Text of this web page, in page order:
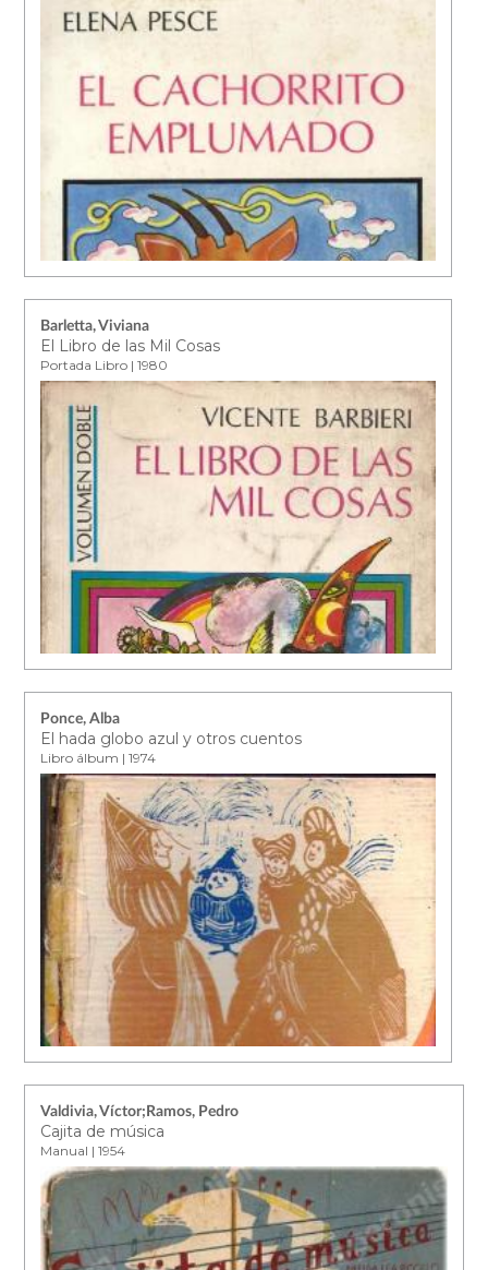
Barletta, Viviana
El Libro de las Mil Cosas
Portada Libro | 1980
Ponce, Alba
El hada globo azul y otros cuentos
Libro álbum | 1974
Valdivia, Víctor;Ramos, Pedro
Cajita de música
Manual | 1954